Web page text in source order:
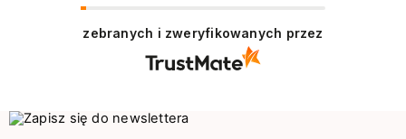
zebranych i zweryfikowanych przez